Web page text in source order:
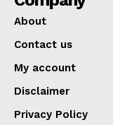
About
Contact us
My account
Disclaimer
Privacy Policy